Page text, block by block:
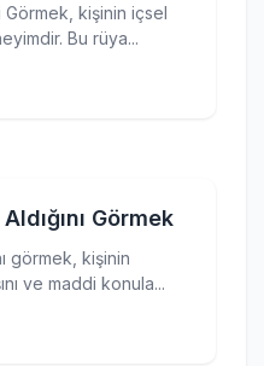
Görmek, kişinin içsel
Bu rüya...
Görmek
görmek, kişinin
ve maddi konula...